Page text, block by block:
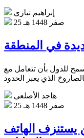
إبراهيم نيازي
25 صفر 1448 هـ
في المنطقة
للدول بأن تتعامل مع
هاجد الأصلعي
25 صفر 1448 هـ
يستنزف الهاتف